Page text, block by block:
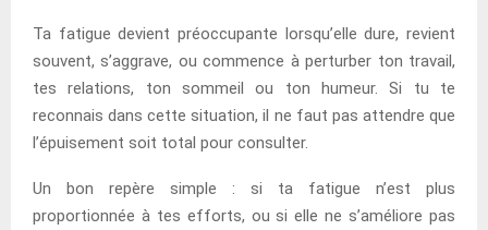
Ta fatigue devient préoccupante lorsqu’elle dure, revient
souvent, s’aggrave, ou commence à perturber ton travail,
tes relations, ton sommeil ou ton humeur. Si tu te
reconnais dans cette situation, il ne faut pas attendre que
l’épuisement soit total pour consulter.
Un bon repère simple : si ta fatigue n’est plus
proportionnée à tes efforts, ou si elle ne s’améliore pas